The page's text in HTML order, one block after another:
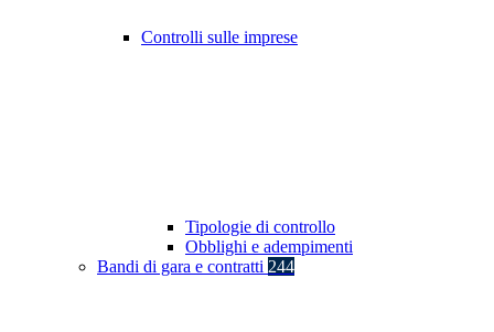
Controlli sulle imprese
Tipologie di controllo
Obblighi e adempimenti
Bandi di gara e contratti 244